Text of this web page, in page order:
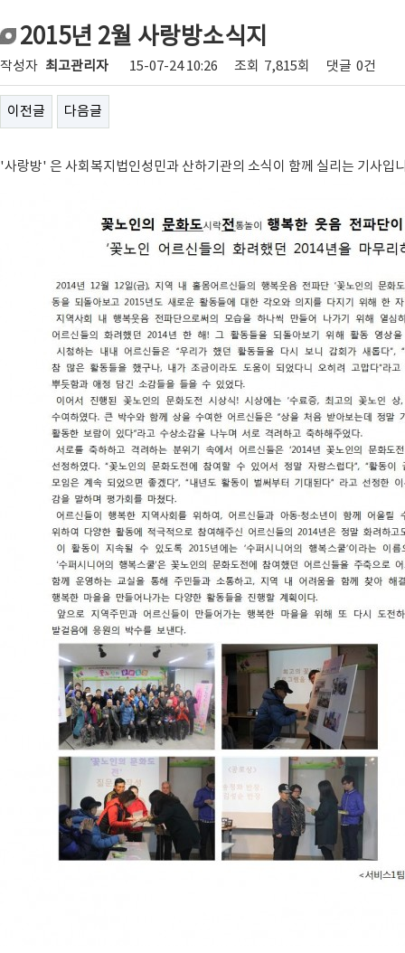
2015년 2월 사랑방소식지
작성자 최고관리자 15-07-24 10:26 조회 7,815회 댓글 0건
이전글 다음글
'사랑방' 은 사회복지법인성민과 산하기관의 소식이 함께 실리는 기사입